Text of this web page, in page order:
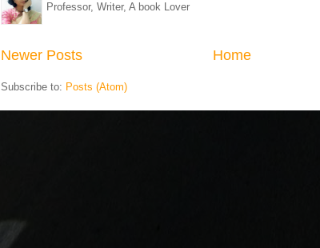
Professor, Writer, A book Lover
Newer Posts Home
Subscribe to: Posts (Atom)